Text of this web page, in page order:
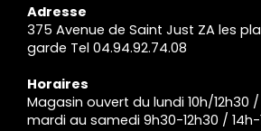
Adresse
375 Avenue de Saint Just ZA les
garde Tel 04.94.92.74.08
Horaires
Magasin ouvert du lundi 10h/12h30 /
mardi au samedi 9h30-12h30 / 14h-